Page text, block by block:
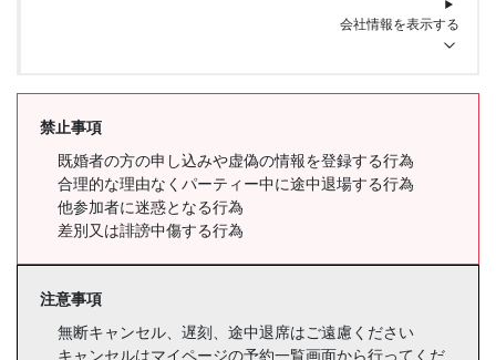
会社情報を表示する
禁止事項
既婚者の方の申し込みや虚偽の情報を登録する行為
合理的な理由なくパーティー中に途中退場する行為
他参加者に迷惑となる行為
差別又は誹謗中傷する行為
注意事項
無断キャンセル、遅刻、途中退席はご遠慮ください
キャンセルはマイページの予約一覧画面から行ってくだ